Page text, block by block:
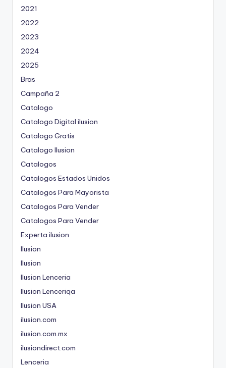
2021
2022
2023
2024
2025
Bras
Campaña 2
Catalogo
Catalogo Digital ilusion
Catalogo Gratis
Catalogo Ilusion
Catalogos
Catalogos Estados Unidos
Catalogos Para Mayorista
Catalogos Para Vender
Catalogos Para Vender
Experta ilusion
Ilusion
Ilusion
Ilusion Lenceria
Ilusion Lenceriqa
Ilusion USA
ilusion.com
ilusion.com.mx
ilusiondirect.com
Lenceria